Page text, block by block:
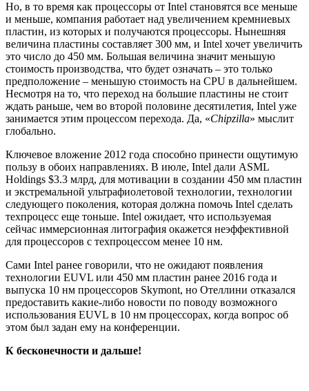
Но, в то время как процессоры от Intel становятся все меньше
и меньше, компания работает над увеличением кремниевых
пластин, из которых и получаются процессоры. Нынешняя
величина пластины составляет 300 мм, и Intel хочет увеличить
это число до 450 мм. Большая величина значит меньшую
стоимость производства, что будет означать – это только
предположение – меньшую стоимость на CPU в дальнейшем.
Несмотря на то, что переход на большие пластины не стоит
ждать раньше, чем во второй половине десятилетия, Intel уже
занимается этим процессом перехода. Да, «Chipzilla» мыслит
глобально.
Ключевое вложение 2012 года способно принести ощутимую
пользу в обоих направлениях. В июле, Intel дали ASML
Holdings $3.3 млрд, для мотивации в создании 450 мм пластин
и экстремальной ультрафиолетовой технологии, технологии
следующего поколения, которая должна помочь Intel сделать
техпроцесс еще тоньше. Intel ожидает, что используемая
сейчас иммерсионная литография окажется неэффективной
для процессоров с техпроцессом менее 10 нм.
Сами Intel ранее говорили, что не ожидают появления
технологии EUVL или 450 мм пластин ранее 2016 года и
выпуска 10 нм процессоров Skymont, но Отеллини отказался
предоставить какие-либо новости по поводу возможного
использования EUVL в 10 нм процессорах, когда вопрос об
этом был задан ему на конференции.
К бесконечности и дальше!